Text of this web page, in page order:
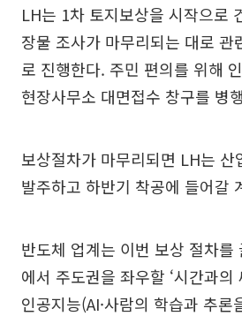
LH는 1차 토지보상을 시작으로
장물 조사가 마무리되는 대로 관
로 진행한다. 주민 편의를 위해
현장사무소 대면접수 창구를 병
보상절차가 마무리되면 LH는 산
발주하고 하반기 착공에 들어갈
반도체 업계는 이번 보상 절차를
에서 주도권을 좌우할 ‘시간과의
인공지능(AI·사람의 학습과 추